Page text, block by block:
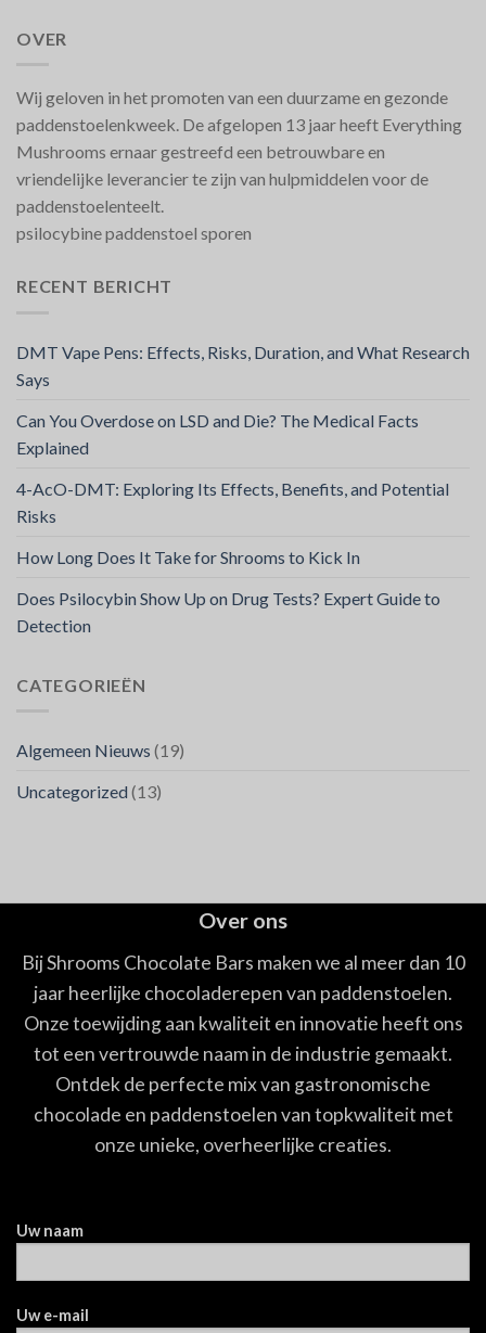
OVER
Wij geloven in het promoten van een duurzame en gezonde
paddenstoelenkweek. De afgelopen 13 jaar heeft Everything
Mushrooms ernaar gestreefd een betrouwbare en
vriendelijke leverancier te zijn van hulpmiddelen voor de
paddenstoelenteelt.
psilocybine paddenstoel sporen
RECENT BERICHT
DMT Vape Pens: Effects, Risks, Duration, and What Research
Says
Can You Overdose on LSD and Die? The Medical Facts
Explained
4-AcO-DMT: Exploring Its Effects, Benefits, and Potential
Risks
How Long Does It Take for Shrooms to Kick In
Does Psilocybin Show Up on Drug Tests? Expert Guide to
Detection
CATEGORIEËN
Algemeen Nieuws (19)
Uncategorized (13)
Over ons
Bij Shrooms Chocolate Bars maken we al meer dan 10
jaar heerlijke chocoladerepen van paddenstoelen.
Onze toewijding aan kwaliteit en innovatie heeft ons
tot een vertrouwde naam in de industrie gemaakt.
Ontdek de perfecte mix van gastronomische
chocolade en paddenstoelen van topkwaliteit met
onze unieke, overheerlijke creaties.
Uw naam
Uw e-mail